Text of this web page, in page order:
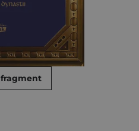
fragment